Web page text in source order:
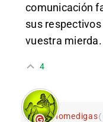
comunicación
sus
vuestra mierda.
4
nomedigas